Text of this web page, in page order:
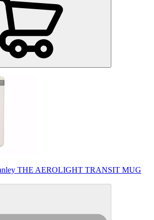
THE AEROLIGHT TRANSIT MUG